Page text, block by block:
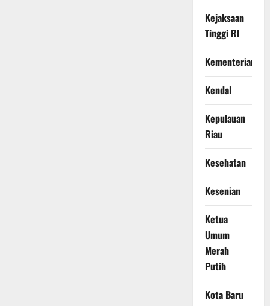
Kejaksaan
Tinggi RI
Kementerian
Kendal
Kepulauan
Riau
Kesehatan
Kesenian
Ketua
Umum
Merah
Putih
Kota Baru